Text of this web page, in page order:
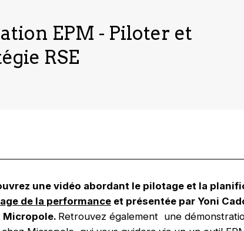
EPM - Piloter et
RSE
une vidéo abordant le pilotage et la
de la performance et présentée par Yoni
Micropole. Retrouvez également une